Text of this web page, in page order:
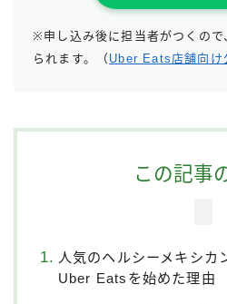
※申し込み後に担当者がつくので
られます。（Uber Eats店舗向け
この記事
人気のヘルシーメキシ
Uber Eatsを始めた理由